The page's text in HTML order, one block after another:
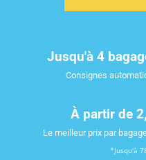
Jusqu'à 4
Consignes
À partir de
Le meilleur prix par
*Jusqu'à